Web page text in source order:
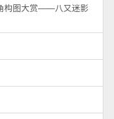
构图大赏——八又迷影